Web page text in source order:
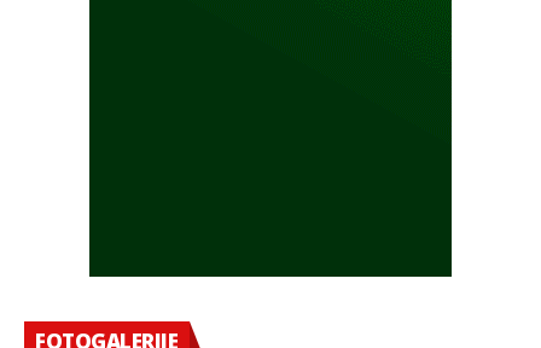
FOTOGALERIJE